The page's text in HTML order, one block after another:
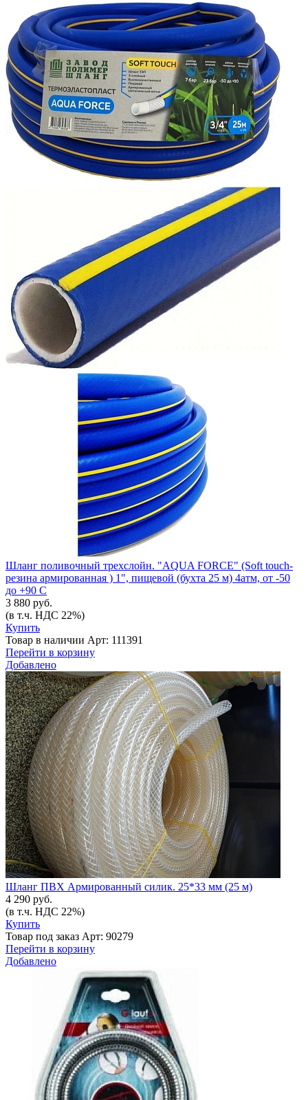
Шланг поливочный трехслойн. "AQUA FORCE" (Soft touch-
резина армированная ) 1", пищевой (бухта 25 м) 4атм, от -50
до +90 С
3 880 руб.
(в т.ч. НДС 22%)
Купить
Товар в наличии Арт: 111391
Перейти в корзину
Добавлено
Шланг ПВХ Армированный силик. 25*33 мм (25 м)
4 290 руб.
(в т.ч. НДС 22%)
Купить
Товар под заказ Арт: 90279
Перейти в корзину
Добавлено